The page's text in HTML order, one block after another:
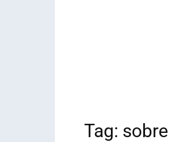
Tag: sobre